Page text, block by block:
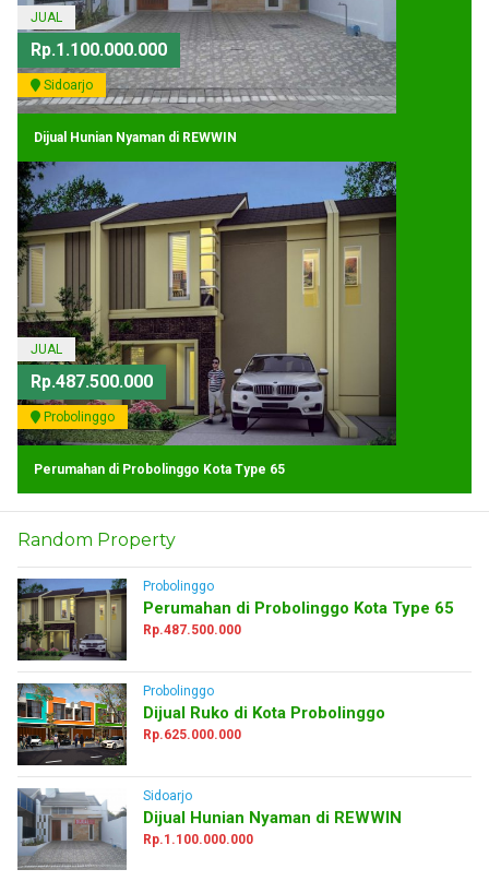
JUAL
Rp.1.100.000.000
Sidoarjo
Dijual Hunian Nyaman di REWWIN
JUAL
Rp.487.500.000
Probolinggo
Perumahan di Probolinggo Kota Type 65
Random Property
Probolinggo
Perumahan di Probolinggo Kota Type 65
Rp.487.500.000
Probolinggo
Dijual Ruko di Kota Probolinggo
Rp.625.000.000
Sidoarjo
Dijual Hunian Nyaman di REWWIN
Rp.1.100.000.000